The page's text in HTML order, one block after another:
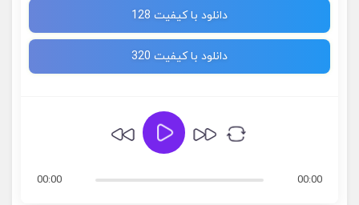
دانلود با کیفیت 128
دانلود با کیفیت 320
00:00
00:00